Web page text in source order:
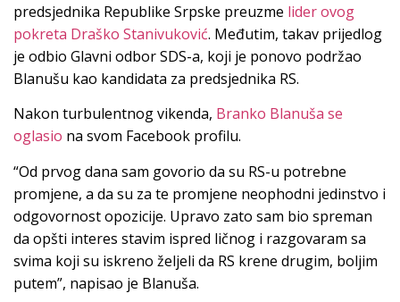
predsjednika Republike Srpske preuzme lider ovog
pokreta Draško Stanivuković. Međutim, takav prijedlog
je odbio Glavni odbor SDS-a, koji je ponovo podržao
Blanušu kao kandidata za predsjednika RS.
Nakon turbulentnog vikenda, Branko Blanuša se
oglasio na svom Facebook profilu.
“Od prvog dana sam govorio da su RS-u potrebne
promjene, a da su za te promjene neophodni jedinstvo i
odgovornost opozicije. Upravo zato sam bio spreman
da opšti interes stavim ispred ličnog i razgovaram sa
svima koji su iskreno željeli da RS krene drugim, boljim
putem”, napisao je Blanuša.